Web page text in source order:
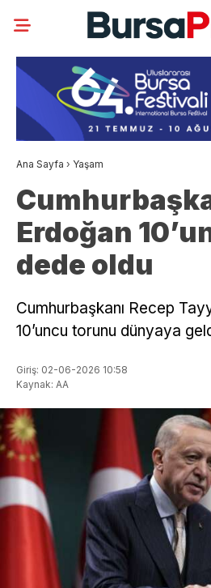
Ana Sayfa › Yaşam
Erdoğan
dede oldu
Cumhurbaşkanı Recep
10’uncu torunu dünyaya
Giriş: 02-06-2026 10:58
Kaynak: AA